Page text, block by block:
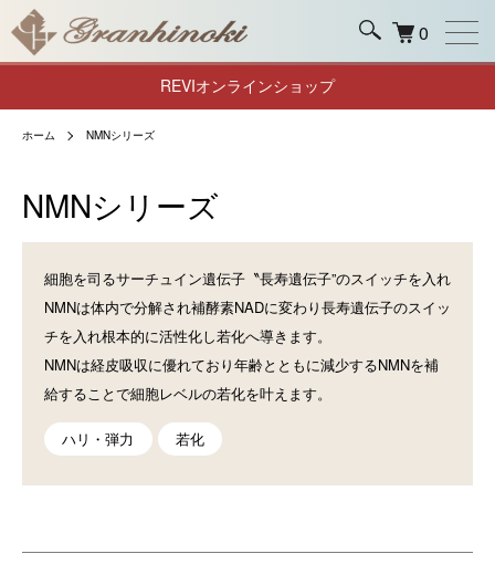
0
REVIオンラインショップ
ホーム NMNシリーズ
NMNシリーズ
細胞を司るサーチュイン遺伝子〝長寿遺伝子”のスイッチを入れ
NMNは体内で分解され補酵素NADに変わり長寿遺伝子のスイッ
チを入れ根本的に活性化し若化へ導きます。
NMNは経皮吸収に優れており年齢とともに減少するNMNを補
給することで細胞レベルの若化を叶えます。
ハリ・弾力 若化